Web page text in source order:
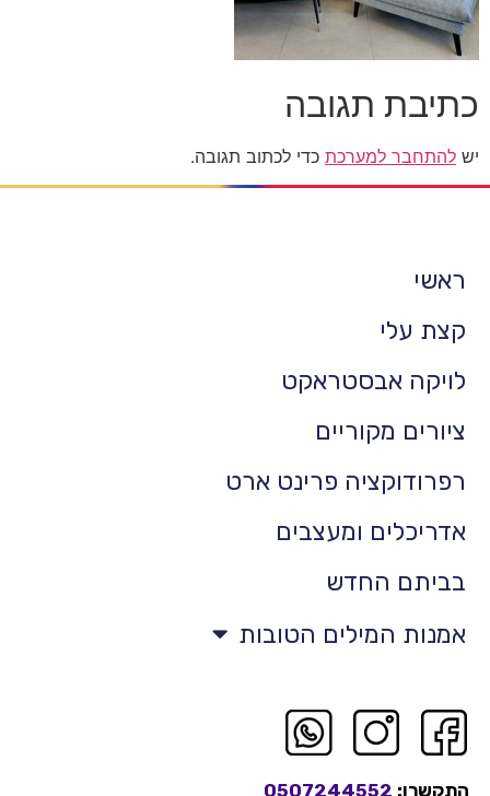
כתיבת תגובה
יש להתחבר למערכת כדי לכתוב תגובה.
ראשי
קצת עלי
לויקה אבסטראקט
ציורים מקוריים
רפרודוקציה פרינט ארט
אדריכלים ומעצבים
בביתם החדש
אמנות המילים הטובות
התקשרו: 0507244552